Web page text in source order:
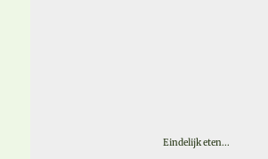
Eindelijk eten...